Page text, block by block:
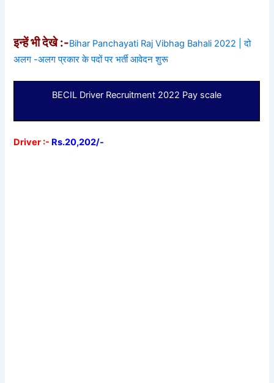
इन्हें भी देखे :-Bihar Panchayati Raj Vibhag Bahali 2022 | दो
अलग -अलग प्रकार के पदों पर भर्ती आवेदन शुरू
BECIL Driver Recruitment 2022 Pay scale
Driver :- Rs.20,202/-